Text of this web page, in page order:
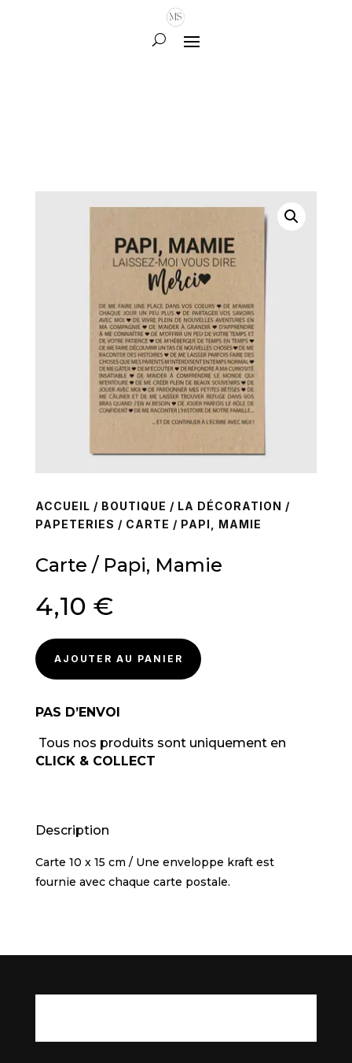
ACCUEIL / BOUTIQUE / LA DÉCORATION /
PAPETERIES / CARTE / PAPI, MAMIE
Carte / Papi, Mamie
4,10 €
AJOUTER AU PANIER
PAS D’ENVOI
Tous nos produits sont uniquement en
CLICK & COLLECT
Description
Carte 10 x 15 cm / Une enveloppe kraft est
fournie avec chaque carte postale.